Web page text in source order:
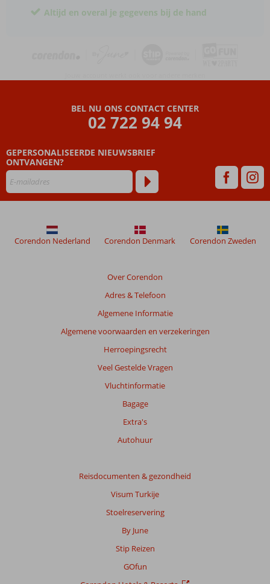
Altijd en overal je gegevens bij de hand
BEL NU ONS CONTACT CENTER
02 722 94 94
GEPERSONALISEERDE NIEUWSBRIEF
ONTVANGEN?
Over Corendon
Adres & Telefoon
Algemene Informatie
Algemene voorwaarden en verzekeringen
Herroepingsrecht
Veel Gestelde Vragen
Vluchtinformatie
Bagage
Extra's
Autohuur
Reisdocumenten & gezondheid
Visum Turkije
Stoelreservering
By June
Stip Reizen
GOfun
Corendon Nederland Corendon Denmark Corendon Zweden